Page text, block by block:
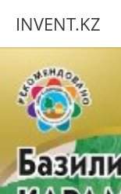
INVENT.KZ